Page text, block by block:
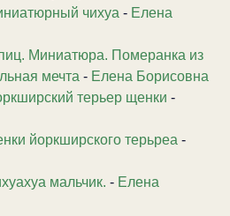
чихуа - Елена
Миниатюра. Померанка из
мечта - Елена Борисовна
терьер щенки -
йоркширского терьреа -
мальчик. - Елена